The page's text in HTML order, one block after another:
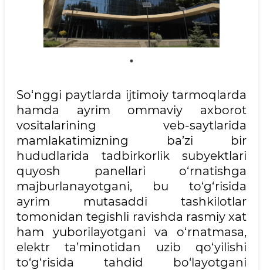
So‘nggi paytlarda ijtimoiy tarmoqlarda
hamda ayrim ommaviy axborot
vositalarining veb-saytlarida
mamlakatimizning ba’zi bir
hududlarida tadbirkorlik subyektlari
quyosh panellari o‘rnatishga
majburlanayotgani, bu to‘g‘risida
ayrim mutasaddi tashkilotlar
tomonidan tegishli ravishda rasmiy xat
ham yuborilayotgani va o‘rnatmasa,
elektr ta’minotidan uzib qo‘yilishi
to‘g‘risida tahdid bo‘layotgani